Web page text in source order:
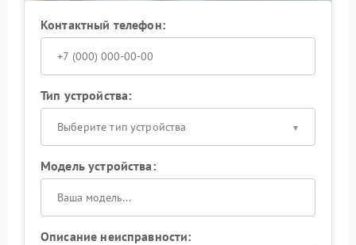
Контактный телефон:
Тип устройства:
Выберите тип устройства
Модель устройства:
Описание неисправности: